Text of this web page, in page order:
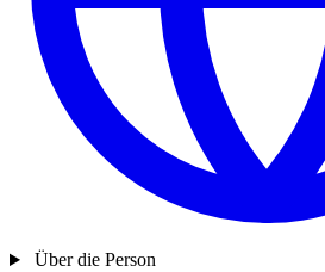
Über die Person